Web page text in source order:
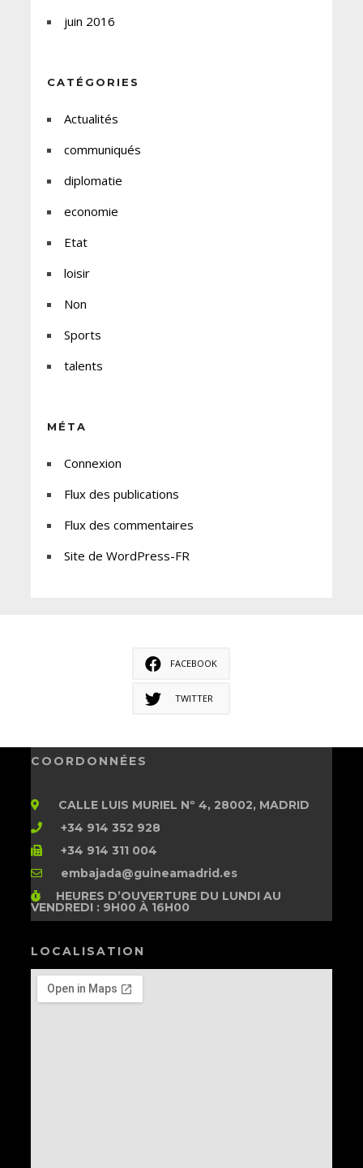
juin 2016
CATÉGORIES
Actualités
communiqués
diplomatie
economie
Etat
loisir
Non
Sports
talents
MÉTA
Connexion
Flux des publications
Flux des commentaires
Site de WordPress-FR
FACEBOOK
TWITTER
COORDONNÉES
CALLE LUIS MURIEL Nº 4, 28002, MADRID
+34 914 352 928
+34 914 311 004
embajada@guineamadrid.es
HEURES D’OUVERTUREDU LUNDI AU
VENDREDI : 9H00 À 16H00
LOCALISATION